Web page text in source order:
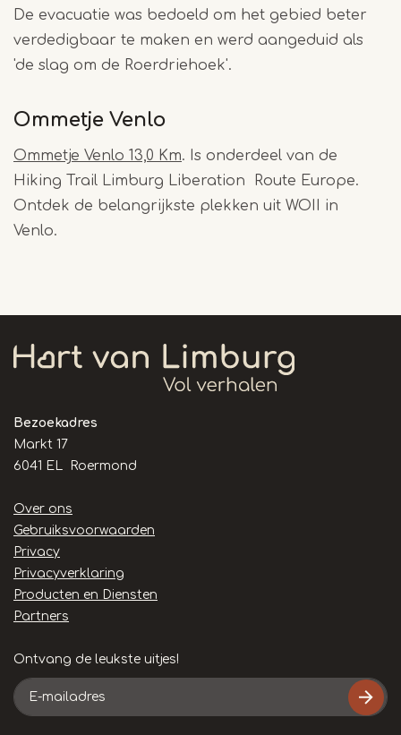
De evacuatie was bedoeld om het gebied beter
verdedigbaar te maken en werd aangeduid als
'de slag om de Roerdriehoek'.
Ommetje Venlo
Ommetje Venlo 13,0 Km. Is onderdeel van de
Hiking Trail Limburg Liberation Route Europe.
Ontdek de belangrijkste plekken uit WOII in
Venlo.
Bezoekadres
Markt 17
6041 EL Roermond
Handige
links
Over ons
Gebruiksvoorwaarden
Privacy
Privacyverklaring
Producten en Diensten
Partners
Ontvang de leukste uitjes!
E-
mailadres